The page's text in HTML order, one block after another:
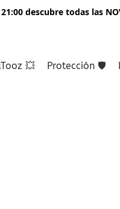
descubre todas las
💥 Protección 🛡️